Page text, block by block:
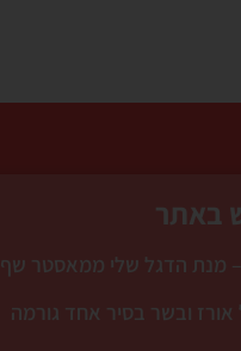
באתר
– מנת הדגל שלי ממאסטר שף
ובשר בסיר אחד גורמה